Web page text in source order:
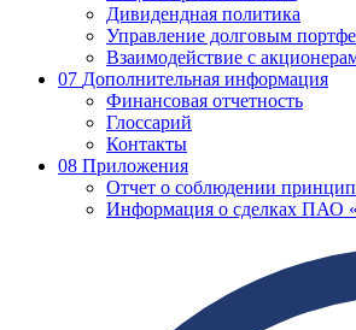
Дивидендная политика
Управление долговым
Взаимодействие с
07 Дополнительная информация
Финансовая отчетность
Глоссарий
Контакты
08 Приложения
Отчет о соблюдении
Информация о сделках ПАО